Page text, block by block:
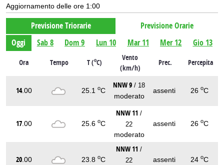
Aggiornamento delle ore 1:00
Previsione Triorarie
Previsione Orarie
Oggi
Sab 8 Dom 9 Lun 10 Mar 11 Mer 12 Gio 13
Ora Tempo T (oC)
Vento
(km/h)
Prec. Percepita
14.00 25.1 oC
NNW 9 / 18
moderato
assenti 26 oC
17 .00 25.6 oC
NNW 11 /
22
moderato
assenti 26 oC
20 .00 23.8 oC
NNW 11 /
22
assenti 24 oC